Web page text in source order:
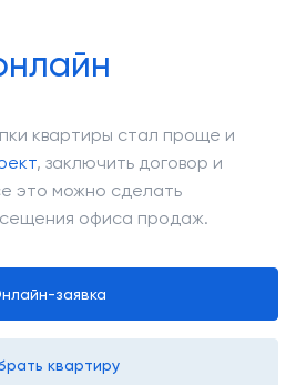
квартиры стал проще и
, заключить договор и
это можно сделать
офиса продаж.
заявка
квартиру